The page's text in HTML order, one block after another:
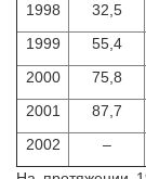
1998
32,5
1999
55,4
2000
75,8
2001
87,7
2002
–